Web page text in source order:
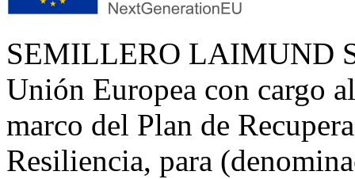
SEMILLERO LAIMUND
Unión Europea con cargo
marco del Plan de
Resiliencia, para